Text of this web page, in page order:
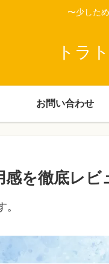
〜少した
トラ
お問い合わせ
感を徹底レビ